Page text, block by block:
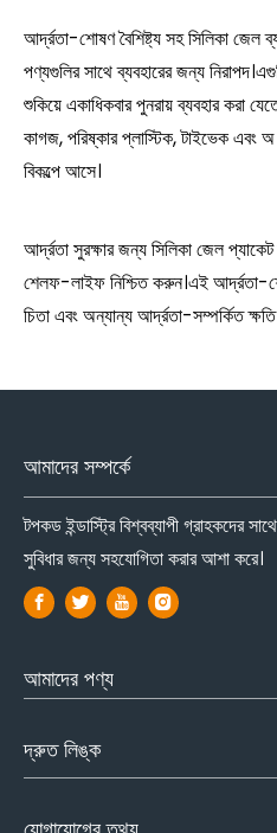
আর্দ্রতা-শোষণ বৈশিষ্ট্য সহ সিলিকা জেল
পণ্যগুলির সাথে ব্যবহারের জন্য
শুকিয়ে একাধিকবার পুনরায় ব্যবহার করা
কাগজ, পরিষ্কার প্লাস্টিক, টাইভেক এবং
বিকল্পে আসে।
আর্দ্রতা সুরক্ষার জন্য সিলিকা জেল
শেলফ-লাইফ নিশ্চিত করুন।এই আর্দ্রতা-
চিতা এবং অন্যান্য আর্দ্রতা-সম্পর্কিত
আমাদের সম্পর্কে
টপকড ইন্ডাস্ট্রি বিশ্বব্যাপী গ্রাহকদের
সুবিধার জন্য সহযোগিতা করার আশা করে।
আমাদের পণ্য
দ্রুত লিঙ্ক